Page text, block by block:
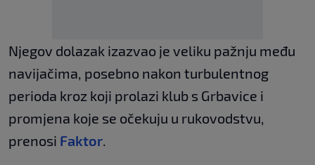
Njegov dolazak izazvao je veliku pažnju među
navijačima, posebno nakon turbulentnog
perioda kroz koji prolazi klub s Grbavice i
promjena koje se očekuju u rukovodstvu,
prenosi Faktor.